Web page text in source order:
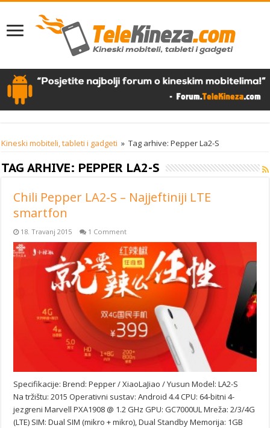
Kineski mobiteli, tableti i gadgeti » Tag arhive: Pepper La2-S
TAG ARHIVE: PEPPER LA2-S
Chili Pepper LA2-S – Najjeftiniji LTE
smartfon
18. Travanj 2015 1 Comment
Specifikacije: Brend: Pepper / XiaoLaJiao / Yusun Model: LA2-S
Na tržištu: 2015 Operativni sustav: Android 4.4 CPU: 64-bitni 4-
jezgreni Marvell PXA1908 @ 1.2 GHz GPU: GC7000UL Mreža: 2/3/4G
(LTE) SIM: Dual SIM (mikro + mikro), Dual Standby Memorija: 1GB